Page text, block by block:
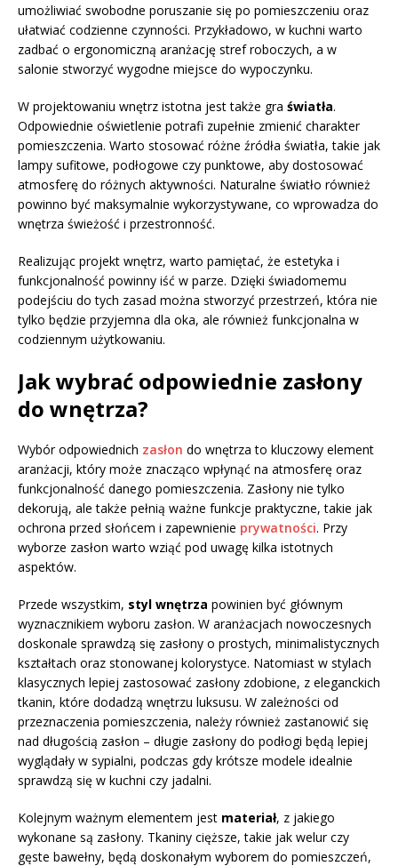
umożliwiać swobodne poruszanie się po pomieszczeniu oraz
ułatwiać codzienne czynności. Przykładowo, w kuchni warto
zadbać o ergonomiczną aranżację stref roboczych, a w
salonie stworzyć wygodne miejsce do wypoczynku.
W projektowaniu wnętrz istotna jest także gra światła.
Odpowiednie oświetlenie potrafi zupełnie zmienić charakter
pomieszczenia. Warto stosować różne źródła światła, takie jak
lampy sufitowe, podłogowe czy punktowe, aby dostosować
atmosferę do różnych aktywności. Naturalne światło również
powinno być maksymalnie wykorzystywane, co wprowadza do
wnętrza świeżość i przestronność.
Realizując projekt wnętrz, warto pamiętać, że estetyka i
funkcjonalność powinny iść w parze. Dzięki świadomemu
podejściu do tych zasad można stworzyć przestrzeń, która nie
tylko będzie przyjemna dla oka, ale również funkcjonalna w
codziennym użytkowaniu.
Jak wybrać odpowiednie zasłony
do wnętrza?
Wybór odpowiednich zasłon do wnętrza to kluczowy element
aranżacji, który może znacząco wpłynąć na atmosferę oraz
funkcjonalność danego pomieszczenia. Zasłony nie tylko
dekorują, ale także pełnią ważne funkcje praktyczne, takie jak
ochrona przed słońcem i zapewnienie prywatności. Przy
wyborze zasłon warto wziąć pod uwagę kilka istotnych
aspektów.
Przede wszystkim, styl wnętrza powinien być głównym
wyznacznikiem wyboru zasłon. W aranżacjach nowoczesnych
doskonale sprawdzą się zasłony o prostych, minimalistycznych
kształtach oraz stonowanej kolorystyce. Natomiast w stylach
klasycznych lepiej zastosować zasłony zdobione, z eleganckich
tkanin, które dodadzą wnętrzu luksusu. W zależności od
przeznaczenia pomieszczenia, należy również zastanowić się
nad długością zasłon – długie zasłony do podłogi będą lepiej
wyglądały w sypialni, podczas gdy krótsze modele idealnie
sprawdzą się w kuchni czy jadalni.
Kolejnym ważnym elementem jest materiał, z jakiego
wykonane są zasłony. Tkaniny cięższe, takie jak welur czy
gęste bawełny, będą doskonałym wyborem do pomieszczeń,